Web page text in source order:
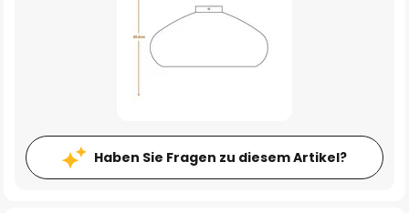
Haben Sie Fragen zu diesem Artikel?